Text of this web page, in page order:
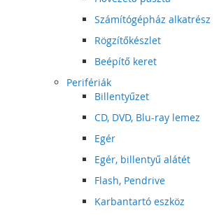
Számítógépház alkatrész
Rögzítőkészlet
Beépítő keret
Perifériák
Billentyűzet
CD, DVD, Blu-ray lemez
Egér
Egér, billentyű alátét
Flash, Pendrive
Karbantartó eszköz